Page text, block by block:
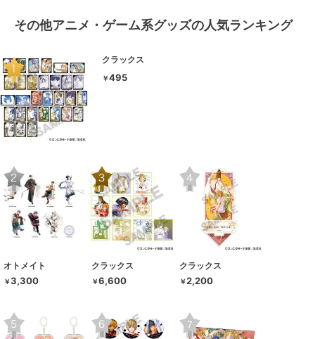
その他アニメ・ゲーム系グッズの人気ランキング
クラックス
￥495
オトメイト
￥3,300
クラックス
￥6,600
クラックス
￥2,200